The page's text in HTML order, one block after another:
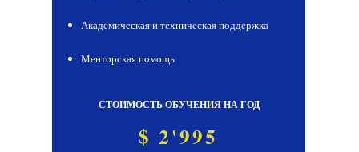
СТОИМОСТЬ ОБУЧЕНИЯ НА ГОД
Академическая и техническая поддержка
Менторская помощь
$ 2'995